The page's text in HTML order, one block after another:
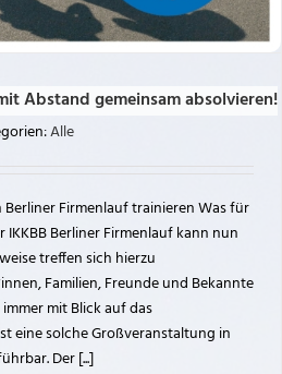
Abstand gemeinsam absolvieren!
Alle
Firmenlauf trainieren Was für
Berliner Firmenlauf kann nun
treffen sich hierzu
Familien, Freunde und Bekannte
mit Blick auf das
eine solche Großveranstaltung in
Der [...]